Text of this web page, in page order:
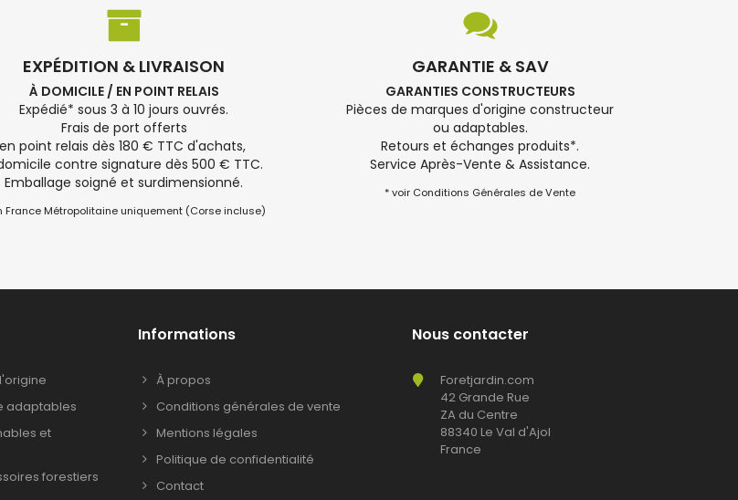
EXPÉDITION & LIVRAISON
À DOMICILE / EN POINT RELAIS
Expédié* sous 3 à 10 jours ouvrés.
Frais de port offerts
en point relais dès 180 € TTC d'achats,
contre signature dès 500 € TTC.
Emballage soigné et surdimensionné.
France Métropolitaine uniquement (Corse incluse)
GARANTIE & SAV
GARANTIES CONSTRUCTEURS
Pièces de marques d'origine constructeur
ou adaptables.
Retours et échanges produits*.
Service Après-Vente & Assistance.
* voir Conditions Générales de Vente
adaptables
et
forestiers
Informations
À propos
Conditions générales de vente
Mentions légales
Politique de confidentialité
Contact
Nous contacter
Foretjardin.com
42 Grande Rue
ZA du Centre
88340 Le Val d'Ajol
France